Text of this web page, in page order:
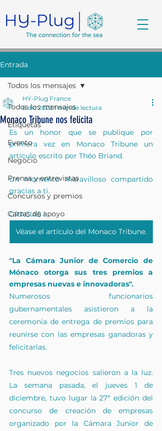
Entrada
Todos los mensajes
Etiquetas
Evento
Negocio
Prensa y entrevistas
Concursos y premios
Cartas de apoyo
Todos los mensajes
Monaco Tribune nos felicita
HY-Plug France
6 dic 2022 1 min de lectura
Es un honor que se publique por
primera vez en Monaco Tribune un
artículo escrito por Théo Briand.
Un momento maravilloso compartido
gracias a ti.
GRACIAS !
Véase el artículo del Monaco Tribune.
"La Cámara Junior de Comercio de
Mónaco otorga sus tres premios a
empresas nuevas e innovadoras".
Numerosos funcionarios
gubernamentales asistieron a la
ceremonia de entrega de premios para
reunirse con las empresas ganadoras y
felicitarlas.
Tres nuevos negocios salieron a la luz.
La semana pasada, el jueves 1 de
diciembre, tuvo lugar la 27ª edición del
concurso de creación de empresas
organizado por la Cámara Junior de